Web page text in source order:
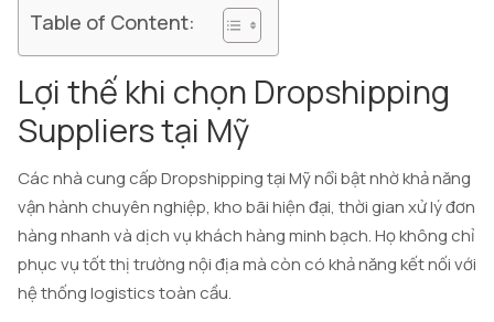
Table of Content:
Lợi thế khi chọn Dropshipping
Suppliers tại Mỹ
Các nhà cung cấp Dropshipping tại Mỹ nổi bật nhờ khả năng
vận hành chuyên nghiệp, kho bãi hiện đại, thời gian xử lý đơn
hàng nhanh và dịch vụ khách hàng minh bạch. Họ không chỉ
phục vụ tốt thị trường nội địa mà còn có khả năng kết nối với
hệ thống logistics toàn cầu.